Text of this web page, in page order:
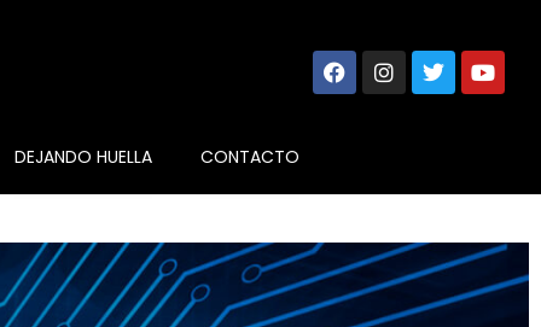
DEJANDO HUELLA CONTACTO